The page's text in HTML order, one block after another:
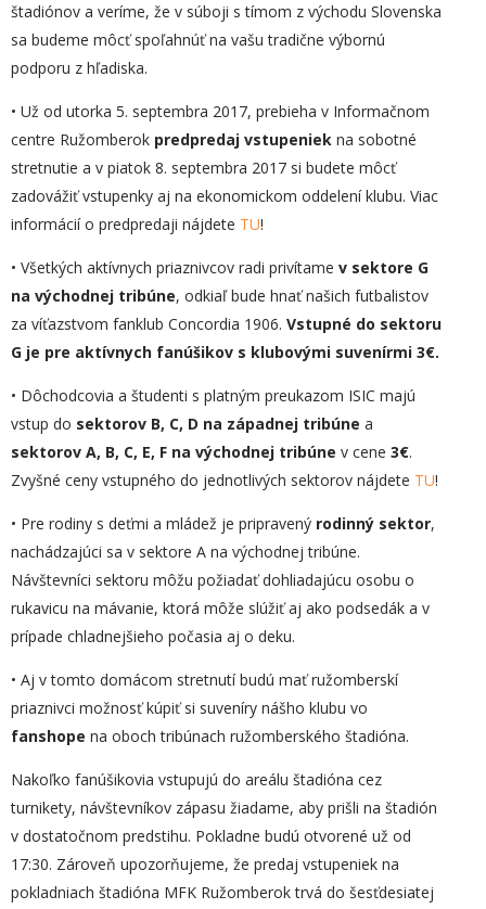
štadiónov a veríme, že v súboji s tímom z východu Slovenska
sa budeme môcť spoľahnúť na vašu tradične výbornú
podporu z hľadiska.
• Už od utorka 5. septembra 2017, prebieha v Informačnom
centre Ružomberok predpredaj vstupeniek na sobotné
stretnutie a v piatok 8. septembra 2017 si budete môcť
zadovážiť vstupenky aj na ekonomickom oddelení klubu. Viac
informácií o predpredaji nájdete TU!
• Všetkých aktívnych priaznivcov radi privítame v sektore G
na východnej tribúne, odkiaľ bude hnať našich futbalistov
za víťazstvom fanklub Concordia 1906. Vstupné do sektoru
G je pre aktívnych fanúšikov s klubovými suvenírmi 3€.
• Dôchodcovia a študenti s platným preukazom ISIC majú
vstup do sektorov B, C, D na západnej tribúne a
sektorov A, B, C, E, F na východnej tribúne v cene 3€.
Zvyšné ceny vstupného do jednotlivých sektorov nájdete TU!
• Pre rodiny s deťmi a mládež je pripravený rodinný sektor,
nachádzajúci sa v sektore A na východnej tribúne.
Návštevníci sektoru môžu požiadať dohliadajúcu osobu o
rukavicu na mávanie, ktorá môže slúžiť aj ako podsedák a v
prípade chladnejšieho počasia aj o deku.
• Aj v tomto domácom stretnutí budú mať ružomberskí
priaznivci možnosť kúpiť si suveníry nášho klubu vo
fanshope na oboch tribúnach ružomberského štadióna.
Nakoľko fanúšikovia vstupujú do areálu štadióna cez
turnikety, návštevníkov zápasu žiadame, aby prišli na štadión
v dostatočnom predstihu. Pokladne budú otvorené už od
17:30. Zároveň upozorňujeme, že predaj vstupeniek na
pokladniach štadióna MFK Ružomberok trvá do šesťdesiatej